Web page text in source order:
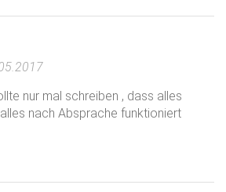
und Sport-/ Spielhallen sind
Zimmer sind mit Bad/ WC/
und Seminarräume
nur mal schreiben , dass alles
nach Absprache funktioniert